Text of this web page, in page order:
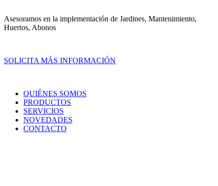
Asesoramos en la implementación de Jardines, Mantenimiento,
Huertos, Abonos
SOLICITA MÁS INFORMACIÓN
QUIÉNES SOMOS
PRODUCTOS
SERVICIOS
NOVEDADES
CONTACTO